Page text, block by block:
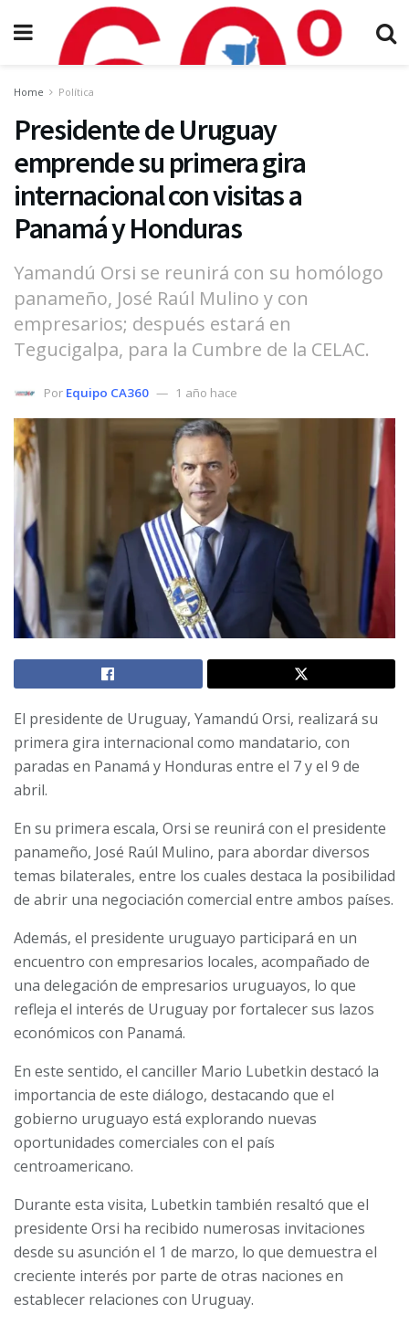
Home Política
Presidente de Uruguay
emprende su primera gira
internacional con visitas a
Panamá y Honduras
Yamandú Orsi se reunirá con su homólogo
panameño, José Raúl Mulino y con
empresarios; después estará en
Tegucigalpa, para la Cumbre de la CELAC.
Por Equipo CA360 1 año hace
El presidente de Uruguay, Yamandú Orsi, realizará su
primera gira internacional como mandatario, con
paradas en Panamá y Honduras entre el 7 y el 9 de
abril.
En su primera escala, Orsi se reunirá con el presidente
panameño, José Raúl Mulino, para abordar diversos
temas bilaterales, entre los cuales destaca la posibilidad
de abrir una negociación comercial entre ambos países.
Además, el presidente uruguayo participará en un
encuentro con empresarios locales, acompañado de
una delegación de empresarios uruguayos, lo que
refleja el interés de Uruguay por fortalecer sus lazos
económicos con Panamá.
En este sentido, el canciller Mario Lubetkin destacó la
importancia de este diálogo, destacando que el
gobierno uruguayo está explorando nuevas
oportunidades comerciales con el país
centroamericano.
Durante esta visita, Lubetkin también resaltó que el
presidente Orsi ha recibido numerosas invitaciones
desde su asunción el 1 de marzo, lo que demuestra el
creciente interés por parte de otras naciones en
establecer relaciones con Uruguay.